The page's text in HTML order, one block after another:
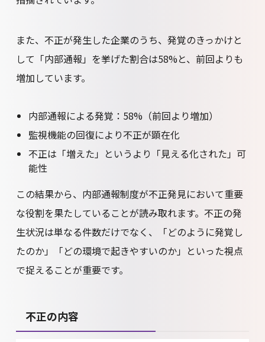
また、不正が発生した企業のうち、発覚のきっかけと
して「内部通報」を挙げた割合は58%と、前回よりも
増加しています。
内部通報による発覚：58%（前回より増加）
監視機能の回復により不正が顕在化
不正は「増えた」というより「見える化された」可
能性
この結果から、内部通報制度が不正発見において重要
な役割を果たしていることが読み取れます。不正の発
生状況は単なる件数だけでなく、「どのように発覚し
たのか」「どの環境で起きやすいのか」といった視点
で捉えることが重要です。
不正の内容